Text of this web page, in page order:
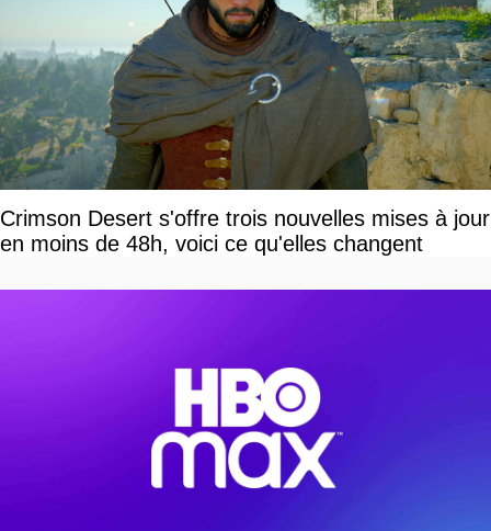
Crimson Desert s'offre trois nouvelles mises à jour
en moins de 48h, voici ce qu'elles changent